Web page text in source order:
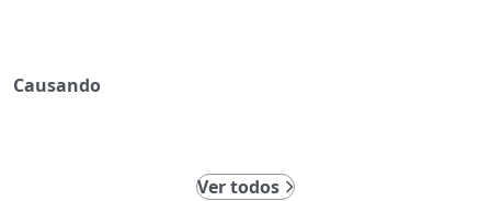
Causando
Ver todos